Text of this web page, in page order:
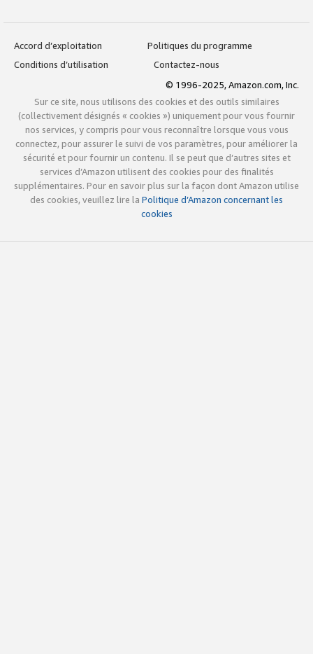
Accord d’exploitation
Politiques du programme
Conditions d’utilisation
Contactez-nous
© 1996-2025, Amazon.com, Inc.
Sur ce site, nous utilisons des cookies et des outils similaires
(collectivement désignés « cookies ») uniquement pour vous fournir
nos services, y compris pour vous reconnaître lorsque vous vous
connectez, pour assurer le suivi de vos paramètres, pour améliorer la
sécurité et pour fournir un contenu. Il se peut que d’autres sites et
services d’Amazon utilisent des cookies pour des finalités
supplémentaires. Pour en savoir plus sur la façon dont Amazon utilise
des cookies, veuillez lire la Politique d’Amazon concernant les
cookies